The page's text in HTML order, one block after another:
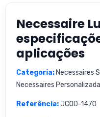
Necessaire
aplicações
Categoria:Necessaires
Necessaires
Referência:JCOD-1470